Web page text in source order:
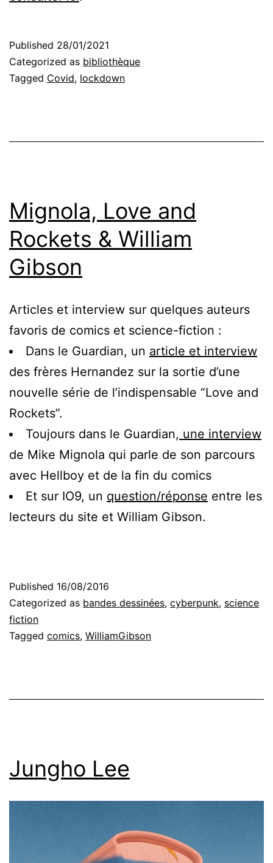
Published 28/01/2021
Categorized as bibliothèque
Tagged Covid, lockdown
Mignola, Love and
Rockets & William
Gibson
Articles et interview sur quelques auteurs
favoris de comics et science-fiction :
Dans le Guardian, un article et interview
des frères Hernandez sur la sortie d’une
nouvelle série de l’indispensable “Love and
Rockets”.
Toujours dans le Guardian, une interview
de Mike Mignola qui parle de son parcours
avec Hellboy et de la fin du comics
Et sur IO9, un question/réponse entre les
lecteurs du site et William Gibson.
Published 16/08/2016
Categorized as bandes dessinées, cyberpunk, science
fiction
Tagged comics, WilliamGibson
Jungho Lee